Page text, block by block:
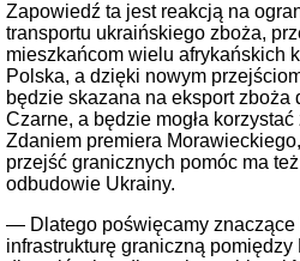
Zapowiedź ta jest reakcją na
transportu ukraińskiego zboża,
mieszkańcom wielu afrykańskich
Polska, a dzięki nowym
będzie skazana na eksport zboża
Czarne, a będzie mogła
Zdaniem premiera
przejść granicznych pomóc ma
odbudowie Ukrainy.
— Dlatego poświęcamy znaczące
infrastrukturę graniczną